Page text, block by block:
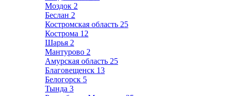
Моздок 2
Беслан 2
Костромская область 25
Кострома 12
Шарья 2
Мантурово 2
Амурская область 25
Благовещенск 13
Белогорск 5
Тында 3